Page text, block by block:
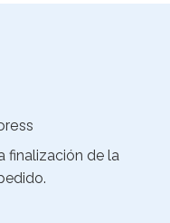
finalización de la